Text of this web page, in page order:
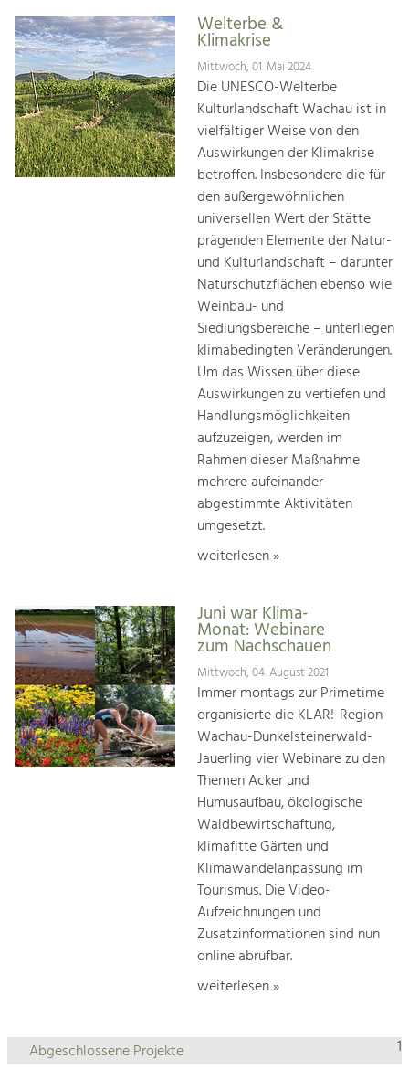
Welterbe &
Klimakrise
Mittwoch, 01. Mai 2024
Die UNESCO-Welterbe
Kulturlandschaft Wachau ist in
vielfältiger Weise von den
Auswirkungen der Klimakrise
betroffen. Insbesondere die für
den außergewöhnlichen
universellen Wert der Stätte
prägenden Elemente der Natur-
und Kulturlandschaft – darunter
Naturschutzflächen ebenso wie
Weinbau- und
Siedlungsbereiche – unterliegen
klimabedingten Veränderungen.
Um das Wissen über diese
Auswirkungen zu vertiefen und
Handlungsmöglichkeiten
aufzuzeigen, werden im
Rahmen dieser Maßnahme
mehrere aufeinander
abgestimmte Aktivitäten
umgesetzt.
weiterlesen »
Juni war Klima-
Monat: Webinare
zum Nachschauen
Mittwoch, 04. August 2021
Immer montags zur Primetime
organisierte die KLAR!-Region
Wachau-Dunkelsteinerwald-
Jauerling vier Webinare zu den
Themen Acker und
Humusaufbau, ökologische
Waldbewirtschaftung,
klimafitte Gärten und
Klimawandelanpassung im
Tourismus. Die Video-
Aufzeichnungen und
Zusatzinformationen sind nun
online abrufbar.
weiterlesen »
1
Abgeschlossene Projekte